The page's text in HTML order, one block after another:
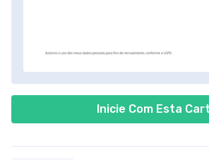
Inicie Com Esta